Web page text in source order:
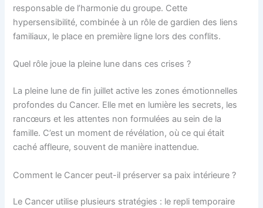
responsable de l’harmonie du groupe. Cette
hypersensibilité, combinée à un rôle de gardien des liens
familiaux, le place en première ligne lors des conflits.
Quel rôle joue la pleine lune dans ces crises ?
La pleine lune de fin juillet active les zones émotionnelles
profondes du Cancer. Elle met en lumière les secrets, les
rancœurs et les attentes non formulées au sein de la
famille. C’est un moment de révélation, où ce qui était
caché affleure, souvent de manière inattendue.
Comment le Cancer peut-il préserver sa paix intérieure ?
Le Cancer utilise plusieurs stratégies : le repli temporaire